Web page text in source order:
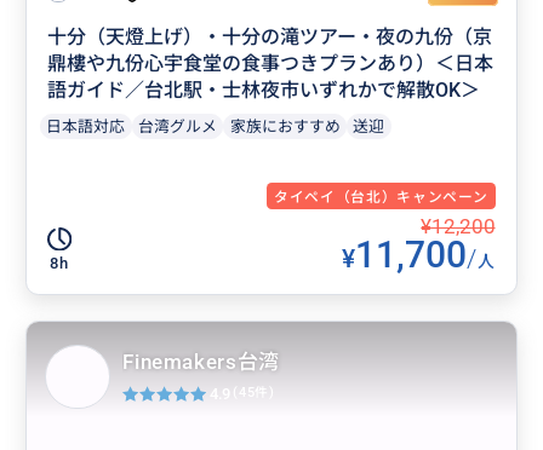
十分（天燈上げ）・十分の滝ツアー・夜の九份（京
鼎樓や九份心宇食堂の食事つきプランあり）＜日本
語ガイド／台北駅・士林夜市いずれかで解散OK＞
日本語対応 台湾グルメ 家族におすすめ 送迎
タイペイ（台北）キャンペーン
8h
¥12,200
¥11,700/人
Finemakers台湾
4.9 (45件)